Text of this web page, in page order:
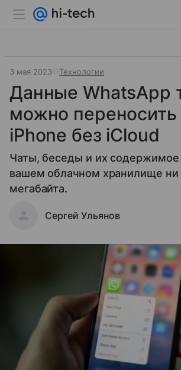
3 мая 2023 Технологии
Данные WhatsApp
можно
iPhone без iCloud
Чаты, беседы и их содержимое
вашем облачном хранилище ни
мегабайта.
Сергей Ульянов